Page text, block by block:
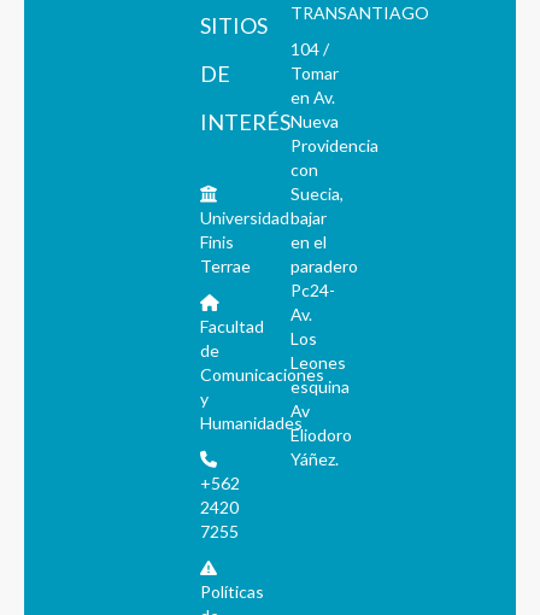
SITIOS
DE
INTERÉS
Universidad
Finis
Terrae
Facultad
de
Comunicaciones
y
Humanidades
+562
2420
7255
Políticas
TRANSANTIAGO
104 /
Tomar
en Av.
Nueva
Providencia
con
Suecia,
bajar
en el
paradero
Pc24-
Av.
Los
Leones
esquina
Av
Eliodoro
Yáñez.